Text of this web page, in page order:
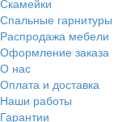
Спальные гарнитуры
Распродажа мебели
Оформление заказа
О нас
Оплата и доставка
Наши работы
Гарантии